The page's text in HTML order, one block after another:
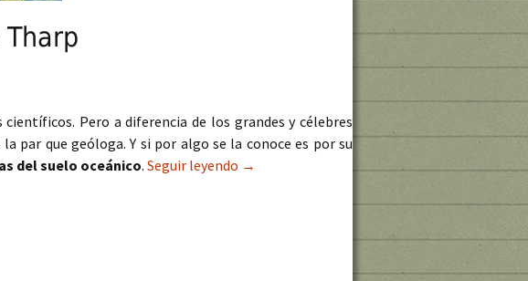
Pero a diferencia de los grandes y célebres
la par que geóloga. Y si por algo se la conoce es por su
del suelo oceánico. Seguir leyendo Cartografía de fondos oceánicos de Marie
→